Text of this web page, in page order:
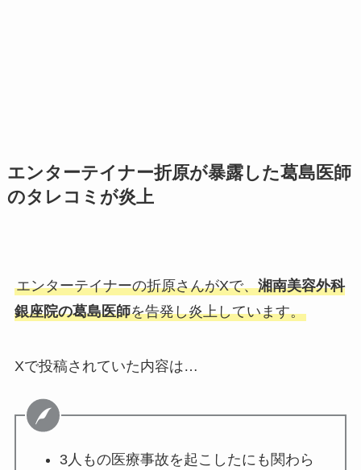
エンターテイナー折原が暴露した葛島医師
のタレコミが炎上
エンターテイナーの折原さんがXで、湘南美容外科
銀座院の葛島医師を告発し炎上しています。
Xで投稿されていた内容は…
3人もの医療事故を起こしたにも関わら